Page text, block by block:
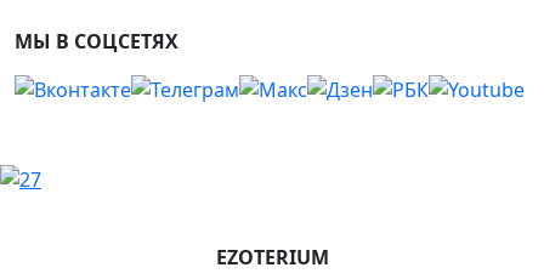
МЫ В СОЦСЕТЯХ
EZOTERIUM